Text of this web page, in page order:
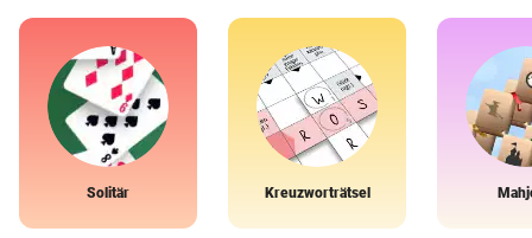
Solitär Kreuzworträtsel